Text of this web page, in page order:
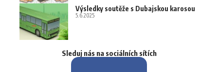
Výsledky soutěže s Dubajskou karosou
5.6.2025
Sleduj nás na sociálních sítích